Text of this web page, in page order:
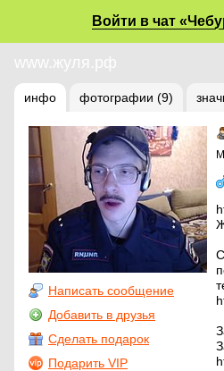
Войти в чат
www.жуля.рф
инфо фотографии (9)
Написать сообщение
Добавить в друзья
Сделать подарок
Подарить VIP